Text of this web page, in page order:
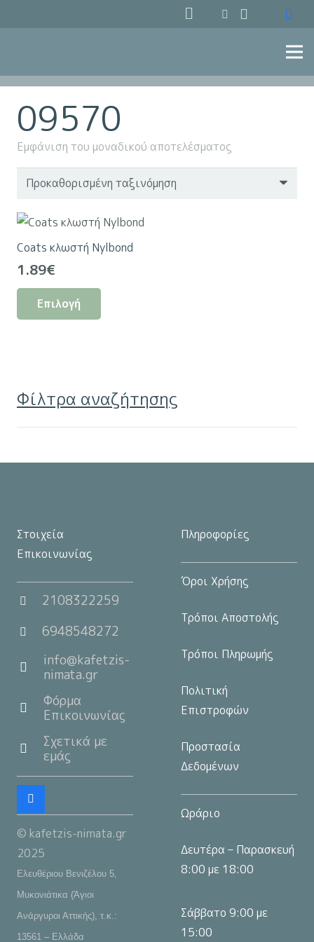
09570
Εμφάνιση του μοναδικού αποτελέσματος
Coats κλωστή Nylbond
1.89€
Επιλογή
Οι
επιλογές
να
Φίλτρα αναζήτησης
Στοιχεία
Επικοινωνίας
2108322259
6948548272
info@kafetzis-
nimata.gr
Φόρμα
Επικοινωνίας
Σχετικά με
εμάς
© kafetzis-nimata.gr
2025
Ελευθέριου Βενιζέλου 5,
Μυκονιάτικα (Άγιοι
Ανάργυροι Αττικής), τ.κ.:
13561 – Ελλάδα
Πληροφορίες
Όροι Χρήσης
Τρόποι Αποστολής
Τρόποι Πληρωμής
Πολιτική
Επιστροφών
Προστασία
Δεδομένων
Ωράριο
Δευτέρα – Παρασκευή
8:00 με 18:00
Σάββατο 9:00 με
15:00